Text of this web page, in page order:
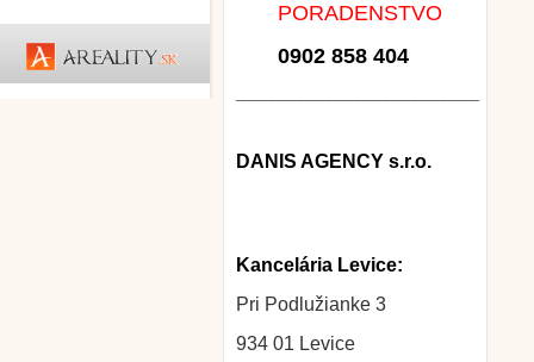
PORADENSTVO
0902 858 404
DANIS AGENCY s.r.o.
Kancelária Levice:
Pri Podlužianke 3
934 01 Levice